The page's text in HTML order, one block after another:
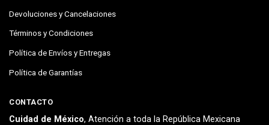
Devoluciones y Cancelaciones
Términos y Condiciones
Política de Envíos y Entregas
Política de Garantías
CONTACTO
Cuidad de México, Atención a toda la República Mexicana